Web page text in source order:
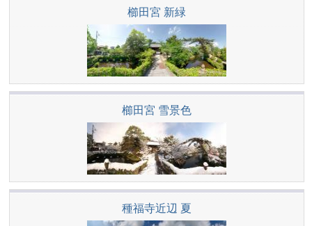
櫛田宮 新緑
櫛田宮 雪景色
種福寺近辺 夏